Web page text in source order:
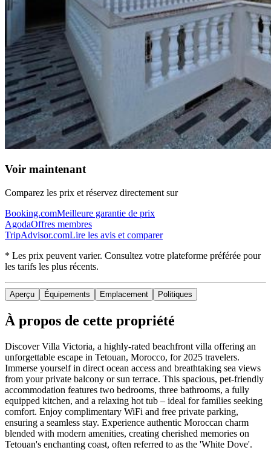
Voir maintenant
Comparez les prix et réservez directement sur
Booking.comMeilleure garantie de prix
AgodaOffres membres
TripAdvisor.comLire les avis et comparer
* Les prix peuvent varier. Consultez votre plateforme préférée pour
les tarifs les plus récents.
Aperçu Équipements Emplacement Politiques
À propos de cette propriété
Discover Villa Victoria, a highly-rated beachfront villa offering an
unforgettable escape in Tetouan, Morocco, for 2025 travelers.
Immerse yourself in direct ocean access and breathtaking sea views
from your private balcony or sun terrace. This spacious, pet-friendly
accommodation features two bedrooms, three bathrooms, a fully
equipped kitchen, and a relaxing hot tub – ideal for families seeking
comfort. Enjoy complimentary WiFi and free private parking,
ensuring a seamless stay. Experience authentic Moroccan charm
blended with modern amenities, creating cherished memories on
Tetouan's enchanting coast, often referred to as the 'White Dove'.